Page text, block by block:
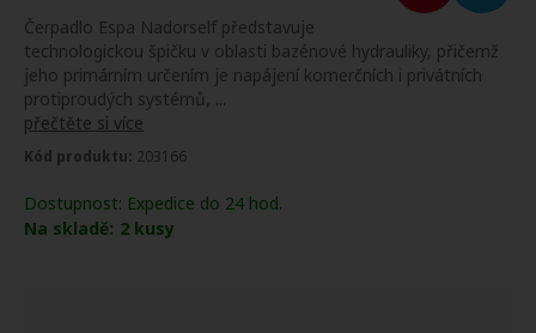
Čerpadlo Espa Nadorself představuje
technologickou špičku v oblasti bazénové hydrauliky, přičemž
jeho primárním určením je napájení komerčních i privátních
protiproudých systémů, ...
přečtěte si více
Kód produktu: 203166
Dostupnost: Expedice do 24 hod.
Na skladě: 2 kusy